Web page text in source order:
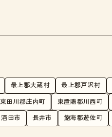
最上郡大蔵村 最上郡戸沢村
東田川郡庄内町 東置賜郡川西町
酒田市 長井市 飽海郡遊佐町